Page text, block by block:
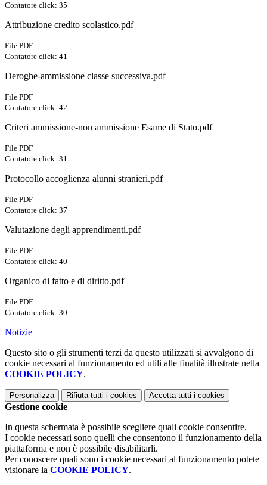
Contatore click: 35
Attribuzione credito scolastico.pdf
File PDF
Contatore click: 41
Deroghe-ammissione classe successiva.pdf
File PDF
Contatore click: 42
Criteri ammissione-non ammissione Esame di Stato.pdf
File PDF
Contatore click: 31
Protocollo accoglienza alunni stranieri.pdf
File PDF
Contatore click: 37
Valutazione degli apprendimenti.pdf
File PDF
Contatore click: 40
Organico di fatto e di diritto.pdf
File PDF
Contatore click: 30
Notizie
Questo sito o gli strumenti terzi da questo utilizzati si avvalgono di
cookie necessari al funzionamento ed utili alle finalità illustrate nella
COOKIE POLICY.
Personalizza Rifiuta tutti i cookies Accetta tutti i cookies
Gestione cookie
In questa schermata è possibile scegliere quali cookie consentire.
I cookie necessari sono quelli che consentono il funzionamento della
piattaforma e non è possibile disabilitarli.
Per conoscere quali sono i cookie necessari al funzionamento potete
visionare la COOKIE POLICY.